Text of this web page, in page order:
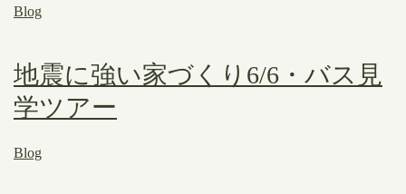
Blog
地震に強い家づくり6/6・バス見
学ツアー
Blog